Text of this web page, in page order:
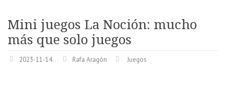
Mini juegos La Noción: mucho
más que solo juegos
2023-11-14 Rafa Aragón Juegos